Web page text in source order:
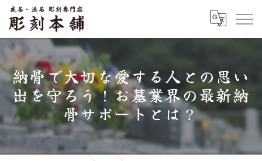
納骨で大切な愛する人との思い
出を守ろう！お墓業界の最新納
骨サポートとは？